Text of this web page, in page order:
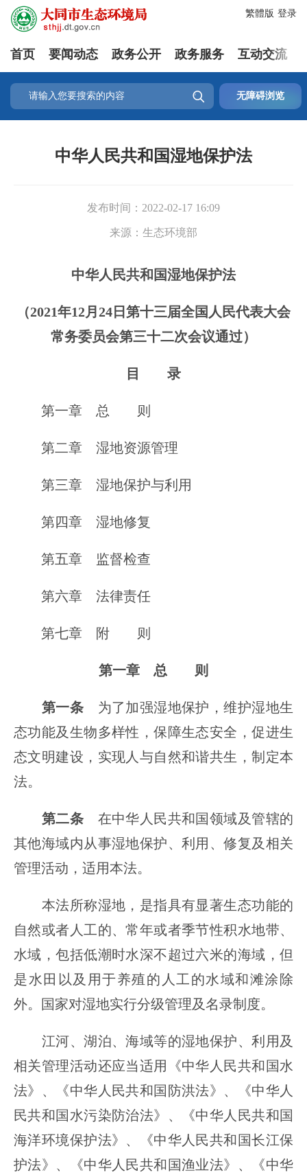
登录
繁體版
首页 要闻动态 政务公开 政务服务 互动交流
 无障碍浏览
中华人民共和国湿地保护法
发布时间： 2022-02-17 16:09
来源： 生态环境部
中华人民共和国湿地保护法
（2021年12月24日第十三届全国人民代表大会
常务委员会第三十二次会议通过）
目 录
第一章 总 则
第二章 湿地资源管理
第三章 湿地保护与利用
第四章 湿地修复
第五章 监督检查
第六章 法律责任
第七章 附 则
第一章 总 则
第一条 为了加强湿地保护，维护湿地生
态功能及生物多样性，保障生态安全，促进生
态文明建设，实现人与自然和谐共生，制定本
法。
第二条 在中华人民共和国领域及管辖的
其他海域内从事湿地保护、利用、修复及相关
管理活动，适用本法。
本法所称湿地，是指具有显著生态功能的
自然或者人工的、常年或者季节性积水地带、
水域，包括低潮时水深不超过六米的海域，但
是水田以及用于养殖的人工的水域和滩涂除
外。国家对湿地实行分级管理及名录制度。
江河、湖泊、海域等的湿地保护、利用及
相关管理活动还应当适用《中华人民共和国水
法》、《中华人民共和国防洪法》、《中华人
民共和国水污染防治法》、《中华人民共和国
海洋环境保护法》、《中华人民共和国长江保
护法》、《中华人民共和国渔业法》、《中华